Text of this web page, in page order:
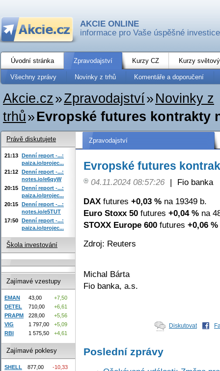
AKCIE ONLINE
informace pro Vaše úspěšné investice
Úvodní stránka Zpravodajství Kurzy CZ Kurzy
Všechny zprávy Novinky z trhů Komentáře a doporučení
Akcie.cz»Zpravodajství» Novinky z
trhů»Evropské futures kontrakty
Zpravodajství
Evropské futures
04.11.2024 08:57:26 |
Fio banka
DAX futures +0,03 % na 19349 b.
Euro Stoxx 50 futures +0,04 % na
STOXX Europe 600 futures +0,06 %
Zdroj: Reuters
Michal Bárta
Fio banka, a.s.
Diskutovat
Poslední zprávy
Právě diskutujete
21:13 Denní report -...:
paiza.io/projec...
21:12 Denní report -...:
notes.io/e6qyW
20:15 Denní report -...:
paiza.io/projec...
20:15 Denní report -...:
notes.io/e5TUT
17:50 Denní report -...:
paiza.io/projec...
Škola investování
Zajímavé vzestupy
EMAN 43,00
+7,50
DETEL
710,00
+6,61
PRAPM
228,00
+5,56
VIG
1 797,00
+5,09
RBI
1 575,50 +4,61
Zajímavé poklesy
SHELL 877,00
-10,33